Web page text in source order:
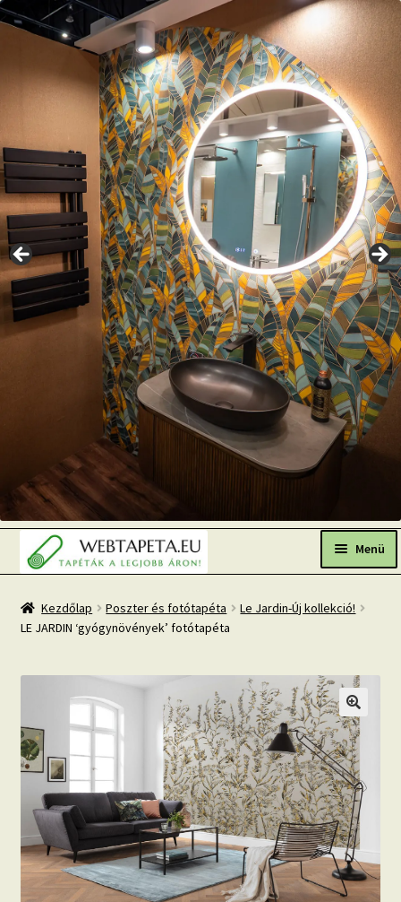
Ugrás
a
navigációhoz
Kilépés
a
tartalomba Menü
Népszerű tapéták
Tapéta BLOG
Tapétázási tanácsok
Beton hatású tapéták
Kapcsolat
Kezdőlap Poszter és fotótapéta
Le Jardin-Új kollekció!
LE JARDIN ‘gyógynövények’ fotótapéta